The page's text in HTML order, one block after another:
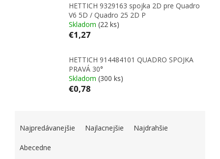
HETTICH 9329163 spojka 2D pre Quadro
V6 5D / Quadro 25 2D P
Skladom (22 ks)
€1,27
HETTICH 914484101 QUADRO SPOJKA
PRAVÁ 30°
Skladom (300 ks)
€0,78
Najpredávanejšie Najlacnejšie Najdrahšie
Abecedne